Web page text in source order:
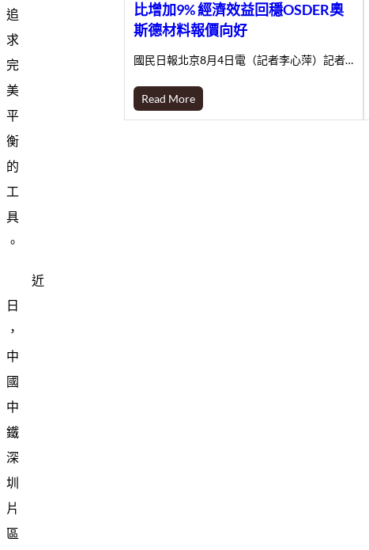
追
求
完
美
平
衡
的
工
具
。
近
日
，
中
國
中
鐵
深
圳
片
區
比增加9% 經濟效益回穩OSDER奧
斯德材料報價向好
國民日報北京8月4日電（記者李心萍）記者…
Read More